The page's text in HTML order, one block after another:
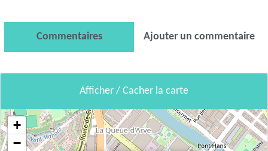
Commentaires Ajouter un commentaire
Afficher / Cacher la carte
+
−